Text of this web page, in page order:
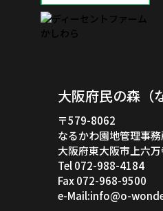
大阪府民の森（
〒579-8062
なるかわ園地管理事
大阪府東大阪市上六
Tel 072-988-4184
Fax 072-968-9500
e-Mail:info@o-